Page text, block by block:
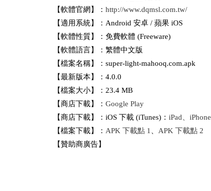
【軟體官網】： http://www.dqmsl.com.tw/
【適用系統】：Android 安卓 / 蘋果 iOS
【軟體性質】：免費軟體 (Freeware)
【軟體語言】：繁體中文版
【檔案名稱】：super-light-mahooq.com.apk
【最新版本】：4.0.0
【檔案大小】：23.4 MB
【商店下載】： Google Play
【商店下載】：iOS 下載 (iTunes)： iPad、iPhone
【檔案下載】： APK 下載點 1、 APK 下載點 2
【贊助商廣告】